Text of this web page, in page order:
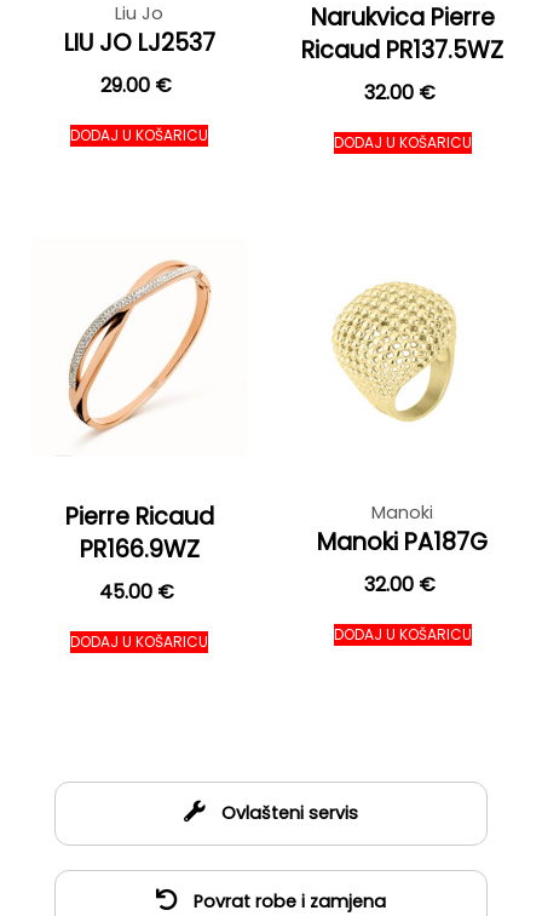
Liu Jo
LIU JO LJ2537
29.00 €
DODAJ U KOŠARICU
Narukvica Pierre
Ricaud PR137.5WZ
32.00 €
DODAJ U KOŠARICU
Pierre Ricaud
PR166.9WZ
45.00 €
DODAJ U KOŠARICU
Manoki
Manoki PA187G
32.00 €
DODAJ U KOŠARICU
Ovlašteni servis
Povrat robe i zamjena